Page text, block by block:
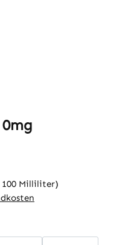
100 Milliliter)